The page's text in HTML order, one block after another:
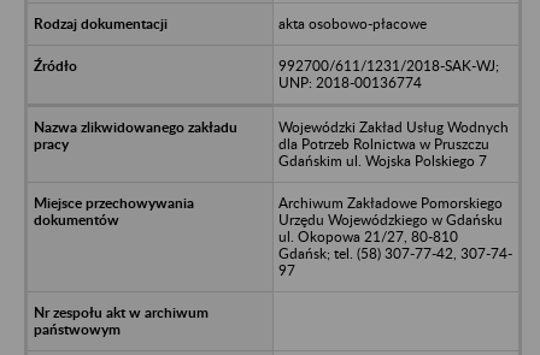
akta osobowo-płacowe
992700/611/1231/2018-SAK-WJ;
UNP: 2018-00136774
Wojewódzki Zakład Usług Wodnych
dla Potrzeb Rolnictwa w Pruszczu
Gdańskim ul. Wojska Polskiego 7
Archiwum Zakładowe Pomorskiego
Urzędu Wojewódzkiego w Gdańsku
ul. Okopowa 21/27, 80-810
Gdańsk; tel. (58) 307-77-42, 307-74-
97